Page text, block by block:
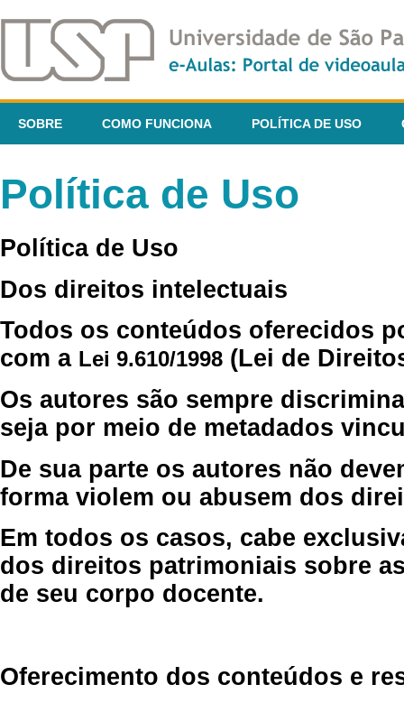
SOBRE COMO FUNCIONA POLÍTICA DE USO
Política de Uso
Política de Uso
Dos direitos intelectuais
Todos os conteúdos oferecidos
com a Lei 9.610/1998 (Lei de
Os autores são sempre
seja por meio de metadados
De sua parte os autores não
forma violem ou abusem dos
Em todos os casos, cabe
dos direitos patrimoniais sobre
de seu corpo docente.
Oferecimento dos conteúdos e